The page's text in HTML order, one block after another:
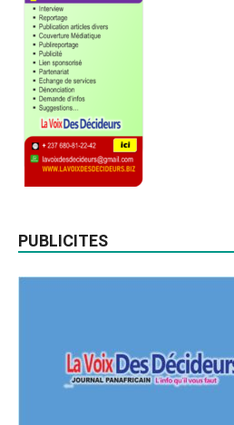
PUBLICITES